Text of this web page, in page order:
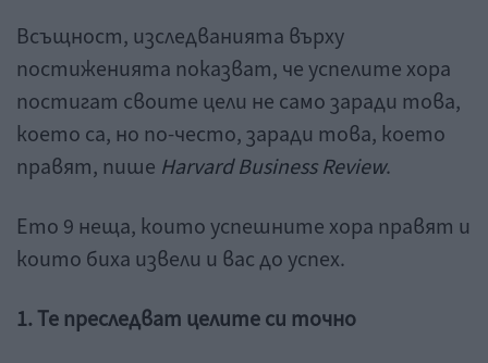
Всъщност, изследванията върху
постиженията показват, че успелите хора
постигат своите цели не само заради това,
което са, но по-често, заради това, което
правят, пише Harvard Business Review.
Ето 9 неща, които успешните хора правят и
които биха извели и вас до успех.
1. Те преследват целите си точно